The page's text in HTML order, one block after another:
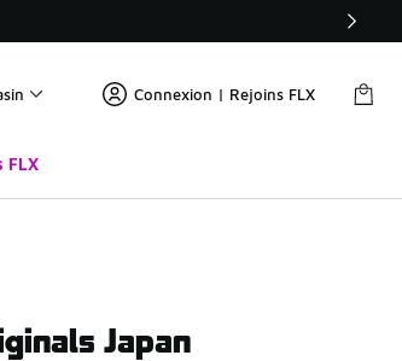
Connexion | Rejoins FLX
FLX
Japan